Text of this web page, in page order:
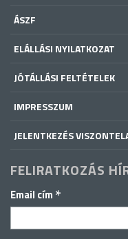
ÁSZF
ELÁLLÁSI NYILATKOZAT
JÓTÁLLÁSI FELTÉTELEK
IMPRESSZUM
JELENTKEZÉS
FELIRATKOZÁS
Email cím *